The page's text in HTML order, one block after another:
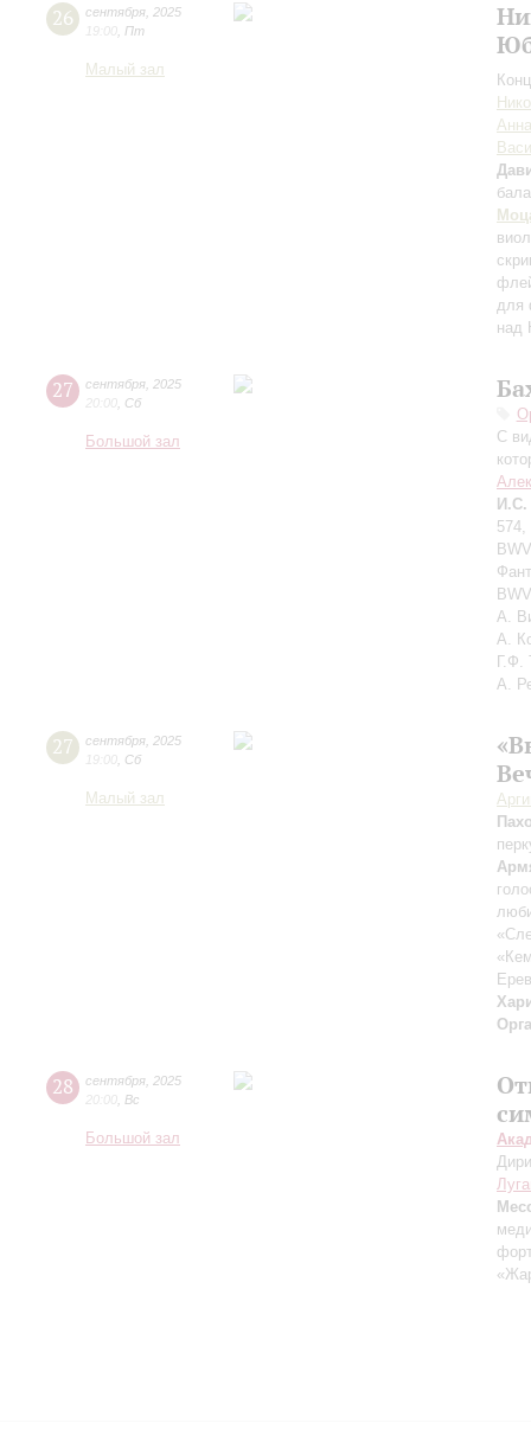
26 сентября 2025
19:00 Пт
Малый зал
для
над
27 сентября 2025
20:00 Сб
Большой зал
С
И.С.
А.
А.
Г.Ф.
А.
27 сентября 2025
19:00 Сб
Малый зал
28 сентября 2025
20:00 Вс
Большой зал